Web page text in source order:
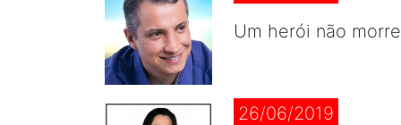
Um herói não
26/06/2019